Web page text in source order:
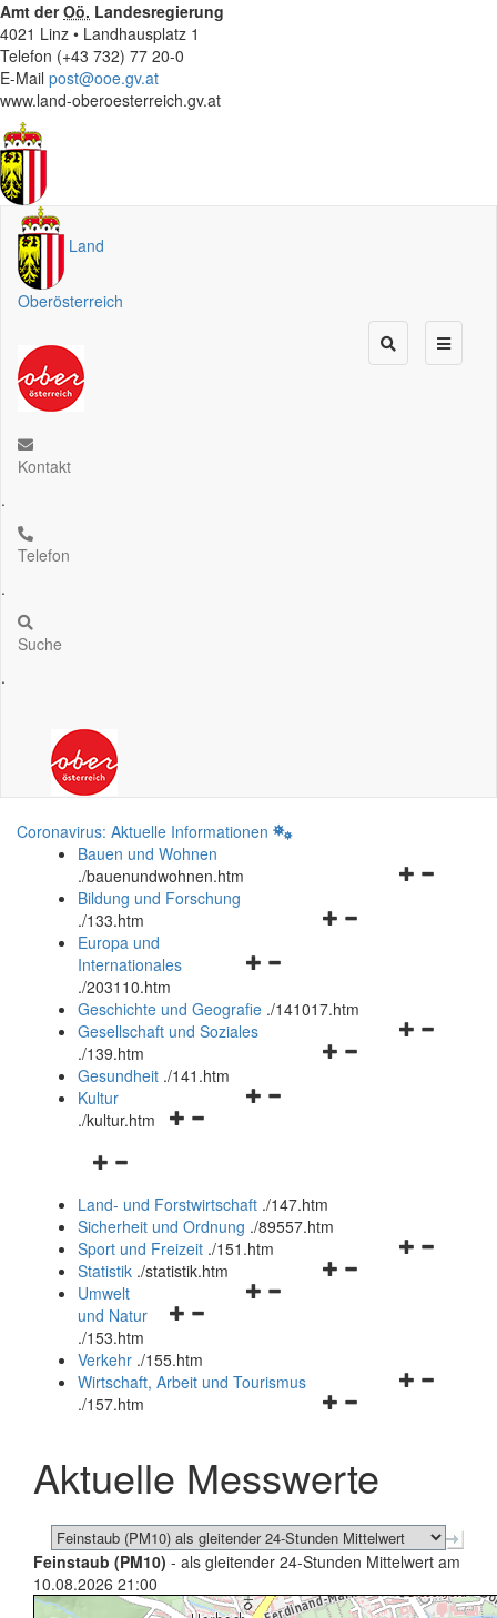
Amt derOö. Landesregierung
4021 Linz • Landhausplatz 1
Telefon (+43 732) 77 20-0
E-Mail post@ooe.gv.at
www.land-oberoesterreich.gv.at
Land
Oberösterreich
Kontakt
.
Telefon
.
Suche
.
Coronavirus: Aktuelle Informationen
Bauen und Wohnen
./bauenundwohnen.htm
Navigationsmenü
Bildung und Forschung
./133.htm
Navigationsmenü
und
schließen
Europa und
Internationales
./203110.htm
Geschichte und Geografie ./141017.htm
Navigationsmenü
Gesellschaft und Soziales
./139.htm
Navigationsmenü
Gesundheit ./141.htm
Navigationsmenü
Kultur
./kultur.htm
Navigationsmenü
und
schließen
Land- und Forstwirtschaft ./147.htm
Sicherheit und Ordnung ./89557.htm
Navigationsmenü
Sport und Freizeit ./151.htm
Navigationsmenü
Statistik ./statistik.htm
Navigationsmenü
und
schließen
Umwelt
und Natur
./153.htm
Verkehr ./155.htm
Navigationsmenü
schließen
Wirtschaft, Arbeit und Tourismus
./157.htm
Aktuelle Messwerte
Feinstaub (PM10) - als gleitender 24-Stunden Mittelwert am
10.08.2026 21:00